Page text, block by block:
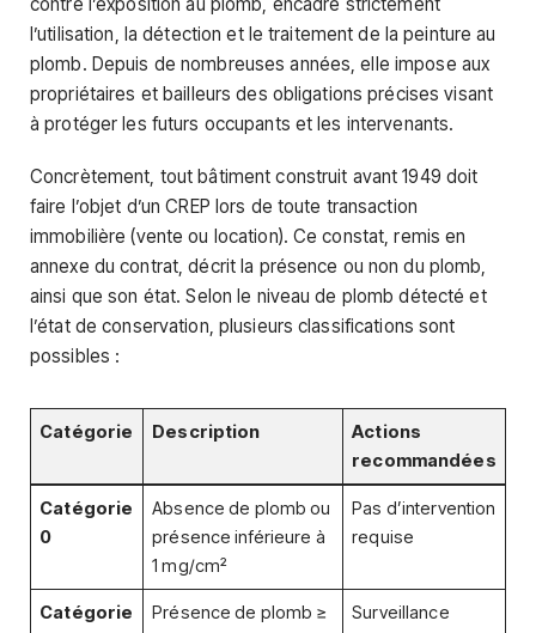
contre l’exposition au plomb, encadre strictement
l’utilisation, la détection et le traitement de la peinture au
plomb. Depuis de nombreuses années, elle impose aux
propriétaires et bailleurs des obligations précises visant
à protéger les futurs occupants et les intervenants.
Concrètement, tout bâtiment construit avant 1949 doit
faire l’objet d’un CREP lors de toute transaction
immobilière (vente ou location). Ce constat, remis en
annexe du contrat, décrit la présence ou non du plomb,
ainsi que son état. Selon le niveau de plomb détecté et
l’état de conservation, plusieurs classifications sont
possibles :
Catégorie Description
Actions
recommandées
Catégorie
0
Absence de plomb ou
présence inférieure à
1 mg/cm²
Pas d’intervention
requise
Catégorie
Présence de plomb ≥
Surveillance